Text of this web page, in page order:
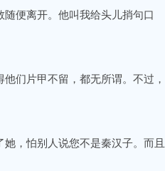
便离开。他叫我给头儿捎句口
们片甲不留，都无所谓。不过，
，怕别人说您不是秦汉子。而且